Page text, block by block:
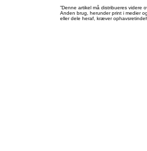
”Denne artikel må distribueres videre
Anden brug, herunder print i medier
eller dele heraf, kræver